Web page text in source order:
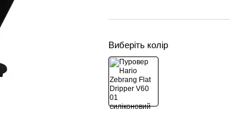
Виберіть колір